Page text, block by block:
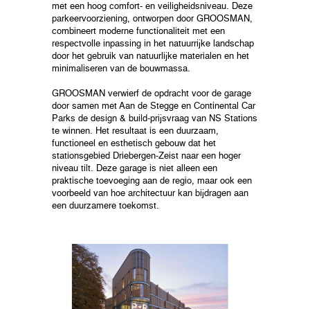
met een hoog comfort- en veiligheidsniveau. Deze
parkeervoorziening, ontworpen door GROOSMAN,
combineert moderne functionaliteit met een
respectvolle inpassing in het natuurrijke landschap
door het gebruik van natuurlijke materialen en het
minimaliseren van de bouwmassa.
GROOSMAN verwierf de opdracht voor de garage
door samen met Aan de Stegge en Continental Car
Parks de design & build-prijsvraag van NS Stations
te winnen. Het resultaat is een duurzaam,
functioneel en esthetisch gebouw dat het
stationsgebied Driebergen-Zeist naar een hoger
niveau tilt. Deze garage is niet alleen een
praktische toevoeging aan de regio, maar ook een
voorbeeld van hoe architectuur kan bijdragen aan
een duurzamere toekomst.